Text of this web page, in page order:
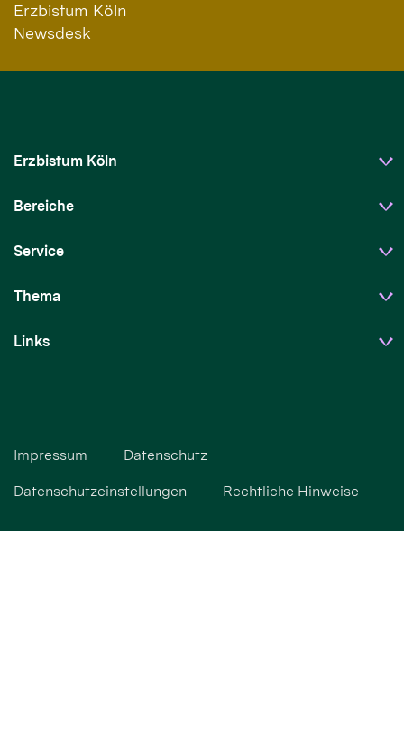
Erzbistum Köln
Newsdesk
Erzbistum Köln
Bereiche
Service
Thema
Links
Impressum Datenschutz
Datenschutzeinstellungen Rechtliche Hinweise